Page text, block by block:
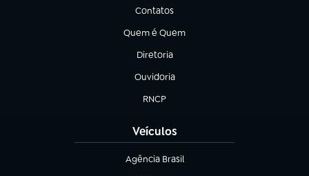
Contatos
(abre em nova aba)
Quem é Quem
(abre em nova aba)
Diretoria
(abre em nova aba)
Ouvidoria
(abre em nova aba)
RNCP
(abre em nova aba)
Veículos
Agência Brasil
(abre em nova aba)